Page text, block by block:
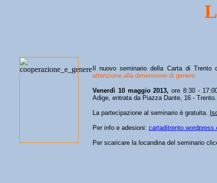
Il nuovo seminario della Carta di
attenzione alla dimensione di genere.
Venerdì 10 maggio 2013, ore 8:30 -
Adige, entrata da Piazza Dante, 16 -
La partecipazione al seminario è gratuita.
Per info e adesioni:
Per scaricare la locandina del seminario